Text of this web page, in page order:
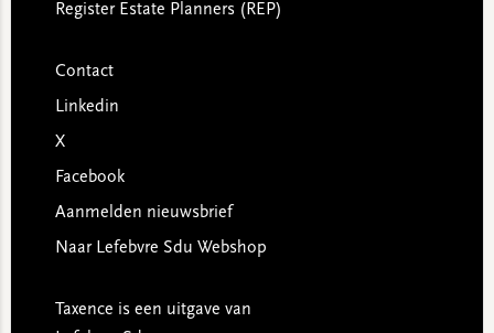
Register Estate Planners (REP)
Contact
Linkedin
X
Facebook
Aanmelden nieuwsbrief
Naar Lefebvre Sdu Webshop
Taxence is een uitgave van